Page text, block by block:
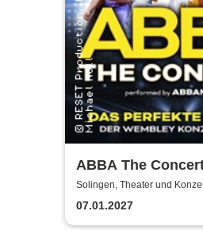
ABBA The
by ABBAMUSIC
Solingen, Theater und
07.01.2027